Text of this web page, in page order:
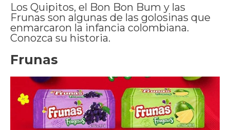
Los Quipitos, el Bon Bon Bum y las
Frunas son algunas de las golosinas que
enmarcaron la infancia colombiana.
Conozca su historia.
Frunas